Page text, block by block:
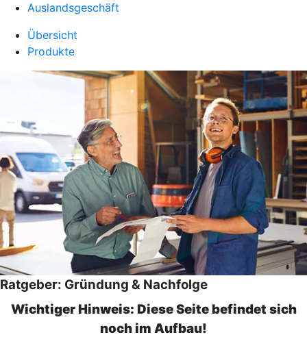
Auslandsgeschäft
Übersicht
Produkte
Ratgeber: Gründung & Nachfolge
Wichtiger Hinweis: Diese Seite befindet sich
noch im Aufbau!